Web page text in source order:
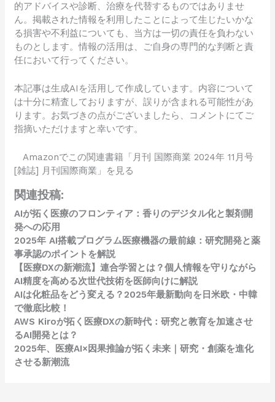
的アドバイスや診断、治療を代替するものではありませ
ん。掲載された情報を利用したことによって生じたいかな
る損害や不利益についても、当方は一切の責任を負わない
ものとします。情報の活用は、ご自身の専門的な判断と責
任において行ってください。
本記事は生成AIを活用して作成しています。内容について
は十分に精査しておりますが、誤りが含まれる可能性があ
ります。お気づきの点がございましたら、コメントにてご
指摘いただけますと幸いです。
Amazonでこの関連書籍「月刊 国際商業 2024年 11月号
[雑誌] 月刊国際商業」を見る
関連投稿:
AIが拓く医療のフロンティア：香りのデジタル化と製剤開
発への応用
2025年 AI搭載プログラム医療機器の最前線：研究開発と薬
事承認のポイントを解説
【医療DXの新潮流】連合学習とは？個人情報を守りながら
AI精度を高める次世代技術を医師向けに解説
AIは化粧品をどう変える？2025年最新動向を日米欧・中韓
で徹底比較！
AWS Kiroが拓く医療DXの新時代：研究と教育を加速させ
るAI開発とは？
2025年、医療AI×因果推論が拓く未来｜研究・創薬を進化
させる新潮流